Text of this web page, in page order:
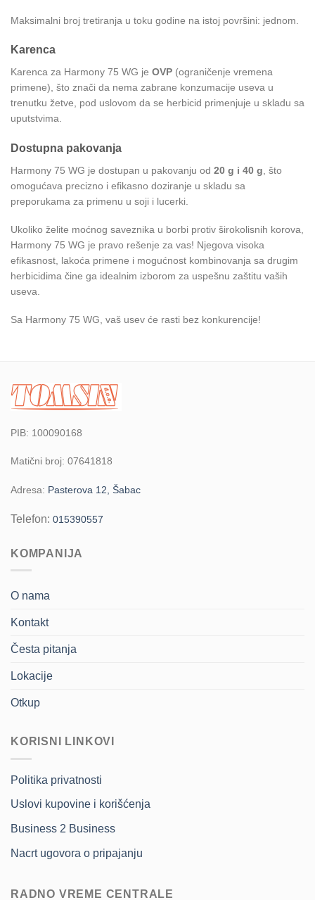
Maksimalni broj tretiranja u toku godine na istoj površini: jednom.
Karenca
Karenca za Harmony 75 WG je OVP (ograničenje vremena
primene), što znači da nema zabrane konzumacije useva u
trenutku žetve, pod uslovom da se herbicid primenjuje u skladu sa
uputstvima.
Dostupna pakovanja
Harmony 75 WG je dostupan u pakovanju od 20 g i 40 g , što
omogućava precizno i efikasno doziranje u skladu sa
preporukama za primenu u soji i lucerki.
Ukoliko želite moćnog saveznika u borbi protiv širokolisnih korova,
Harmony 75 WG je pravo rešenje za vas! Njegova visoka
efikasnost, lakoća primene i mogućnost kombinovanja sa drugim
herbicidima čine ga idealnim izborom za uspešnu zaštitu vaših
useva.
Sa Harmony 75 WG, vaš usev će rasti bez konkurencije!
PIB: 100090168
Matični broj: 07641818
Adresa: Pasterova 12, Šabac
Telefon: 015390557
KOMPANIJA
O nama
Kontakt
Česta pitanja
Lokacije
Otkup
KORISNI LINKOVI
Politika privatnosti
Uslovi kupovine i korišćenja
Business 2 Business
Nacrt ugovora o pripajanju
RADNO VREME CENTRALE